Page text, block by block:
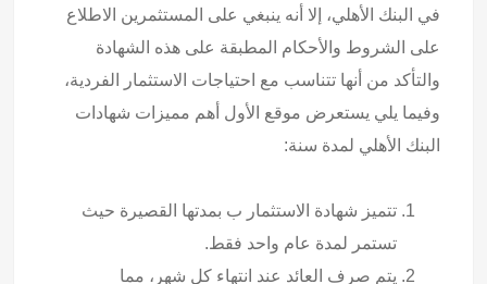
في البنك الأهلي، إلا أنه ينبغي على المستثمرين الاطلاع
على الشروط والأحكام المطبقة على هذه الشهادة
والتأكد من أنها تتناسب مع احتياجات الاستثمار الفردية،
وفيما يلي يستعرض موقع الأول أهم مميزات شهادات
البنك الأهلي لمدة سنة:
تتميز شهادة الاستثمار ب بمدتها القصيرة حيث
تستمر لمدة عام واحد فقط.
يتم صرف العائد عند انتهاء كل شهر، مما